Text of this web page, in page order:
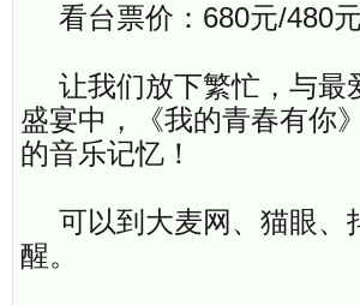
看台票价：680元/480
让我们放下繁忙，与最
盛宴中，《我的青春有你
的音乐记忆！
可以到大麦网、猫眼、
醒。